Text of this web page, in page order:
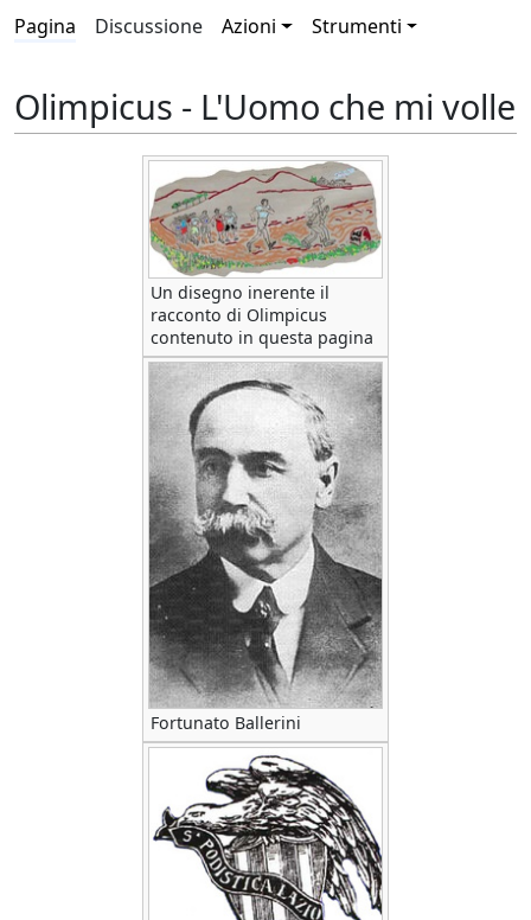
Pagina Discussione Azioni Strumenti
Olimpicus - L'Uomo che mi volle
Un disegno inerente il
racconto di Olimpicus
contenuto in questa pagina
Fortunato Ballerini